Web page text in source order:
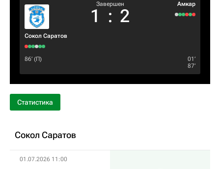
Сокол Саратов
Завершен
1 : 2
Амкар
86‎’‎ (П)
01‎’‎
87‎’‎
Статистика
Сокол Саратов
01.07.2026 11:00